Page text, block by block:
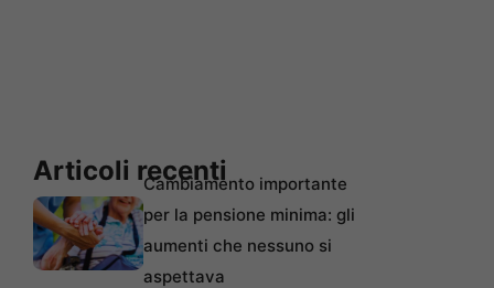
Articoli recentiCambiamento importante
per la pensione minima: gli
aumenti che nessuno si
aspettava